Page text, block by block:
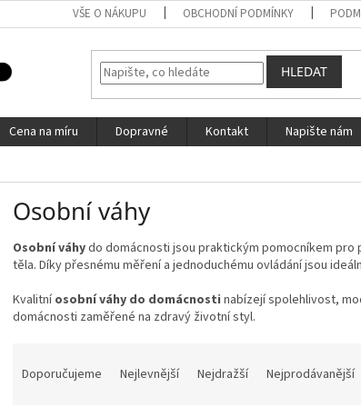
VŠE O NÁKUPU OBCHODNÍ PODMÍNKY
HLEDAT
Cena na míru Dopravné Kontakt
Napište nám
Osobní váhy
Osobní váhydo domácnosti jsou praktickým pomocníkem
těla. Díky přesnému měření a jednoduchému ovládání jsou
Kvalitníosobní váhy do domácnosti nabízejí spolehlivost,
domácnosti zaměřené na zdravý životní styl.
Doporučujeme Nejlevnější Nejdražší Nejprodávanější